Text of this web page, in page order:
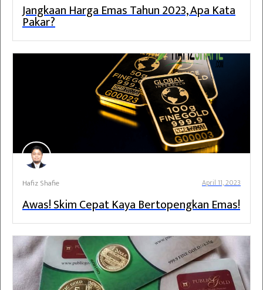
Jangkaan Harga Emas Tahun 2023, Apa Kata
Pakar?
Hafiz Shafie April 11, 2023
Awas! Skim Cepat Kaya Bertopengkan Emas!